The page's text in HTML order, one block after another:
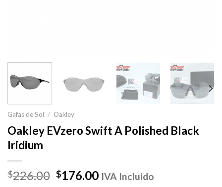
Gafas de Sol / Oakley
Oakley EVzero Swift A Polished Black
Iridium
$226.00 El
$176.00El
IVA Incluido